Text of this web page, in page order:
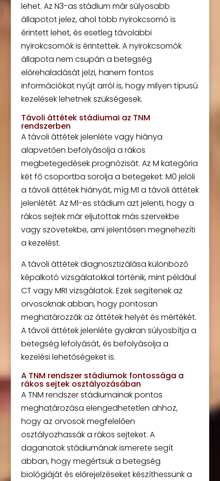
lehet. Az N3-as stádium már súlyosabb
állapotot jelez, ahol több nyirokcsomó is
érintett lehet, és esetleg távolabbi
nyirokcsomók is érintettek. A nyirokcsomók
állapota nem csupán a betegség
előrehaladását jelzi, hanem fontos
információkat nyújt arról is, hogy milyen típusú
kezelések lehetnek szükségesek.
Távoli áttétek stádiumai az TNM
rendszerben
A távoli áttétek jelenléte vagy hiánya
alapvetően befolyásolja a rákos
megbetegedések prognózisát. Az M kategória
két fő csoportba sorolja a betegeket: M0 jelöli
a távoli áttétek hiányát, míg M1 a távoli áttétek
jelenlétét. Az M1-es stádium azt jelenti, hogy a
rákos sejtek már eljutottak más szervekbe
vagy szövetekbe, ami jelentősen megnehezíti
a kezelést.
A távoli áttétek diagnosztizálása különböző
képalkotó vizsgálatokkal történik, mint például
CT vagy MRI vizsgálatok. Ezek segítenek az
orvosoknak abban, hogy pontosan
meghatározzák az áttétek helyét és mértékét.
A távoli áttétek jelenléte gyakran súlyosbítja a
betegség lefolyását, és befolyásolja a
kezelési lehetőségeket is.
A TNM rendszer stádiumok fontossága a
rákos sejtek osztályozásában
A TNM rendszer stádiumainak pontos
meghatározása elengedhetetlen ahhoz,
hogy az orvosok megfelelően
osztályozhassák a rákos sejteket. A
daganatok stádiumának ismerete segít
abban, hogy megértsük a betegség
biológiáját és előrejelzéseket készíthessünk a